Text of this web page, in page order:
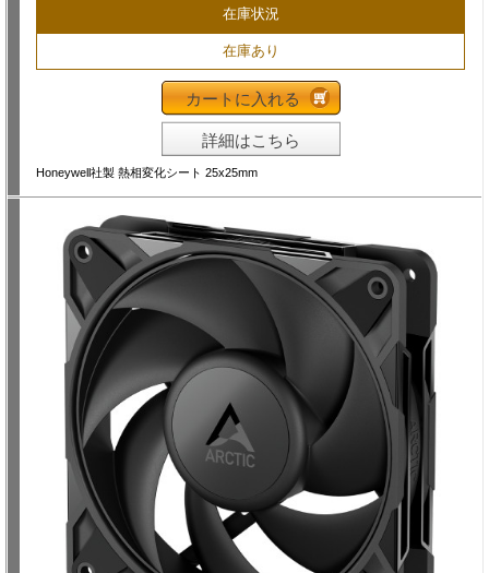
在庫状況
在庫あり
カートに入れる
詳細はこちら
Honeywell社製 熱相変化シート 25x25mm